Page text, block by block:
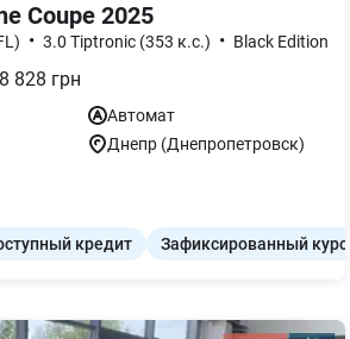
Coupe 2025
• 3.0 Tiptronic (353 к.с.) • Black Edition
828 грн
Автомат
Днепр (Днепропетровск)
кредит Зафиксированный курс